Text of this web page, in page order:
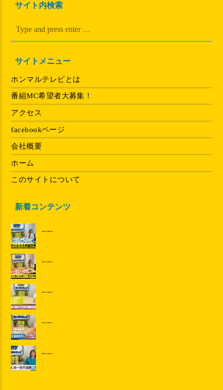
サイト内検索
サイトメニュー
ホンマルテレビとは
番組MC希望者大募集！
アクセス
facebookページ
会社概要
ホーム
このサイトについて
新着コンテンツ
......
......
......
......
......